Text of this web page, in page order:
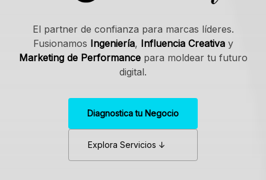
El partner de confianza para marcas líderes.
Fusionamos Ingeniería, Influencia Creativay
Marketing de Performancepara moldear tu futuro
digital.
Diagnostica tu Negocio
Explora Servicios ↓